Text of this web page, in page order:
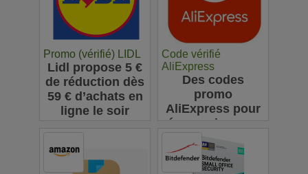
Promo (vérifié) LIDL
Lidl propose 5 €
de réduction dès
59 € d’achats en
ligne le soir
Code vérifié
AliExpress
Des codes
promo
AliExpress pour
économiser sur
vos achats en
ligne : jusqu'à
63€